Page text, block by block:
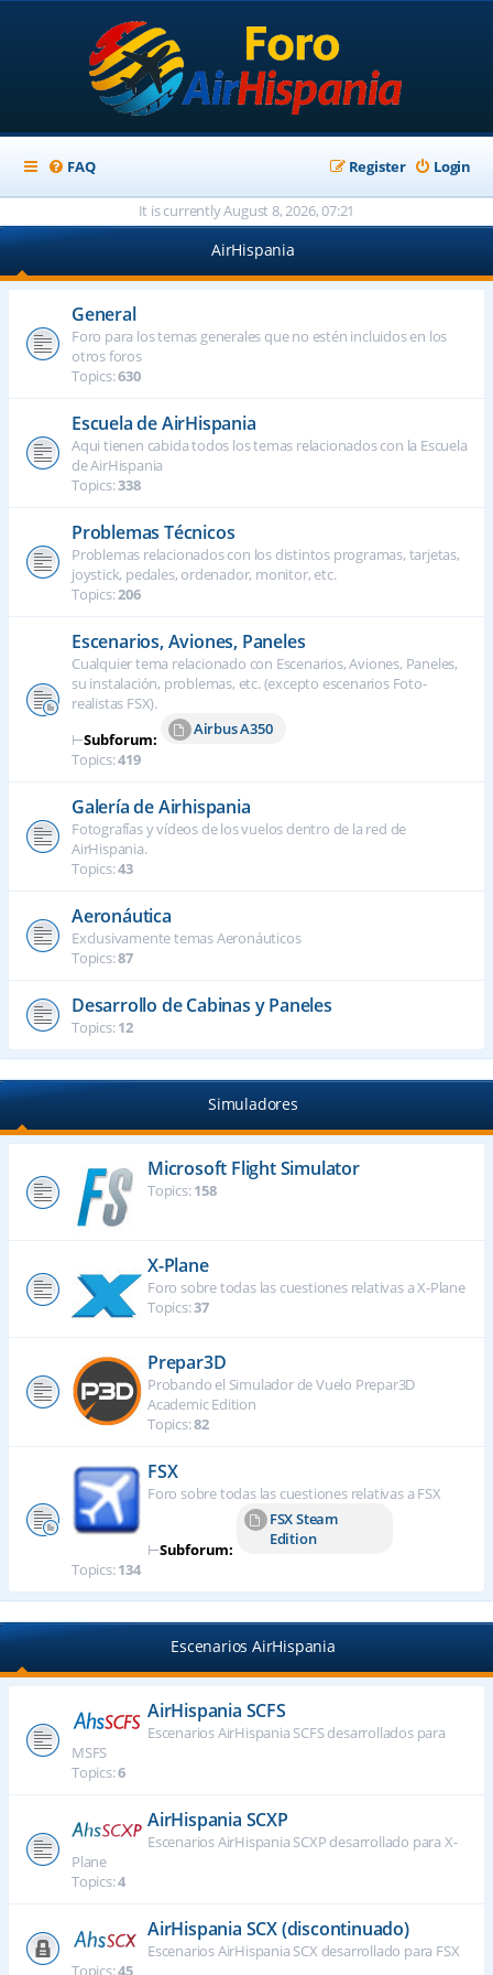
FAQ Login
Register
It is currently August 8, 2026, 07:21
AirHispania
General
Foro para los temas generales que no estén incluidos en los
otros foros
Topics:630
Escuela de AirHispania
Aqui tienen cabida todos los temas relacionados con la Escuela
de AirHispania
Topics:338
Problemas Técnicos
Problemas relacionados con los distintos programas, tarjetas,
joystick, pedales, ordenador, monitor, etc.
Topics:206
Escenarios, Aviones, Paneles
Cualquier tema relacionado con Escenarios, Aviones, Paneles,
su instalación, problemas, etc. (excepto escenarios Foto-
realistas FSX).
⊢Subforum:
Airbus A350
Topics:419
Galería de Airhispania
Fotografías y vídeos de los vuelos dentro de la red de
AirHispania.
Topics:43
Aeronáutica
Exclusivamente temas Aeronáuticos
Topics:87
Desarrollo de Cabinas y Paneles
Topics:12
Simuladores
Microsoft Flight Simulator
Topics:158
X-Plane
Foro sobre todas las cuestiones relativas a X-Plane
Topics:37
Prepar3D
Probando el Simulador de Vuelo Prepar3D
Academic Edition
Topics:82
FSX
Foro sobre todas las cuestiones relativas a FSX
⊢Subforum:
FSX Steam
Edition
Topics:134
Escenarios AirHispania
AirHispania SCFS
Escenarios AirHispania SCFS desarrollados para
MSFS
Topics:6
AirHispania SCXP
Escenarios AirHispania SCXP desarrollado para X-
Plane
Topics:4
AirHispania SCX (discontinuado)
Escenarios AirHispania SCX desarrollado para FSX
Topics:45